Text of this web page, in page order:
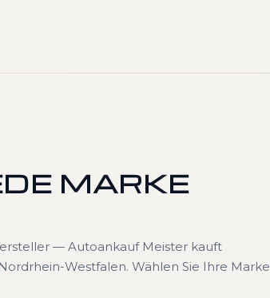
MARKE
— Autoankauf Meister kauft
Westfalen. Wählen Sie Ihre Marke